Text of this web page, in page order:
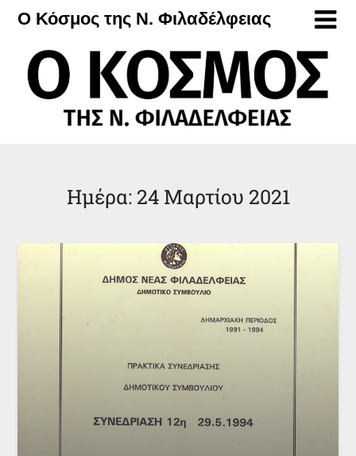
Μετάβαση
περιεχόμενο
Ο Κόσμος της Ν. Φιλαδέλφειας
Ημέρα: 24 Μαρτίου 2021